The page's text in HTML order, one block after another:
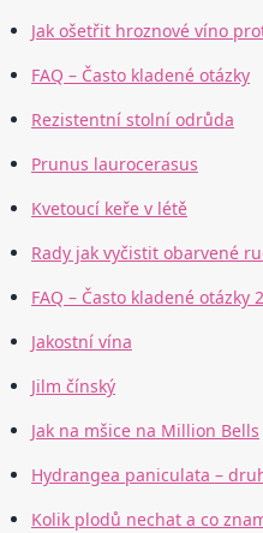
Jak ošetřit hroznové víno
FAQ – Často kladené otázky
Rezistentní stolní odrůda
Prunus laurocerasus
Kvetoucí keře v létě
Rady jak vyčistit obarvené
FAQ – Často kladené otázky
Jakostní vína
Jilm čínský
Jak na mšice na Million Bells
Hydrangea paniculata –
Kolik plodů nechat a co